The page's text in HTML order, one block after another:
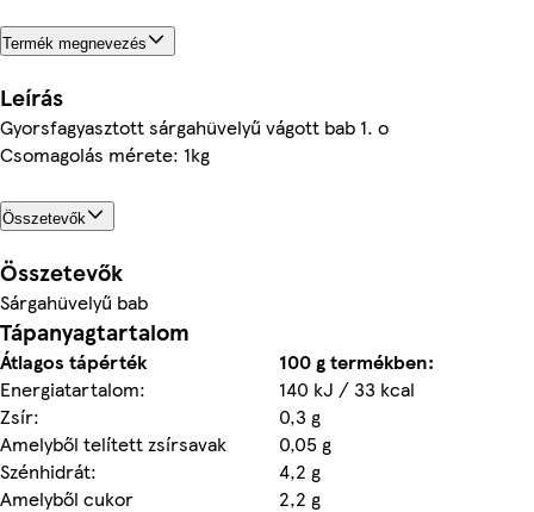
Termék megnevezés
Leírás
Gyorsfagyasztott sárgahüvelyű vágott bab 1. o
Csomagolás mérete: 1kg
Összetevők
Összetevők
Sárgahüvelyű bab
Tápanyagtartalom
Átlagos tápérték
100 g termékben:
Energiatartalom:
140 kJ / 33 kcal
Zsír:
0,3 g
Amelyből telített zsírsavak
0,05 g
Szénhidrát:
4,2 g
Amelyből cukor
2,2 g